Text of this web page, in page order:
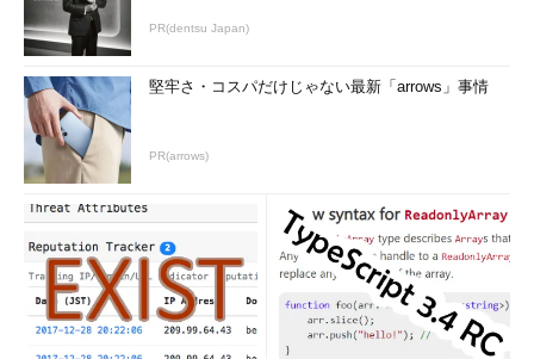
PR(dentsu Japan)
堅牢さ・コスパだけじゃない最新「arrows」事情
PR(arrows)